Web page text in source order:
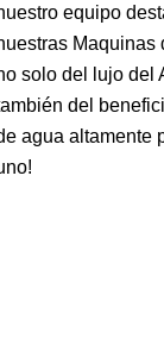
equipo
Maquinas
solo del lujo del
del
agua altamente